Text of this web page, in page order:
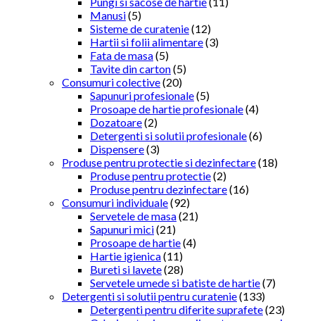
Manusi(5)
Sisteme de curatenie(12)
Hartii si folii alimentare(3)
Fata de masa(5)
Tavite din carton(5)
Consumuri colective(20)
Sapunuri profesionale(5)
Prosoape de hartie profesionale(4)
Dozatoare(2)
Detergenti si solutii profesionale(6)
Dispensere(3)
Produse pentru protectie si dezinfectare(18)
Produse pentru protectie(2)
Produse pentru dezinfectare(16)
Consumuri individuale(92)
Servetele de masa(21)
Sapunuri mici(21)
Prosoape de hartie(4)
Hartie igienica(11)
Bureti si lavete(28)
Servetele umede si batiste de hartie(7)
Detergenti si solutii pentru curatenie(133)
Detergenti pentru diferite suprafete(23)